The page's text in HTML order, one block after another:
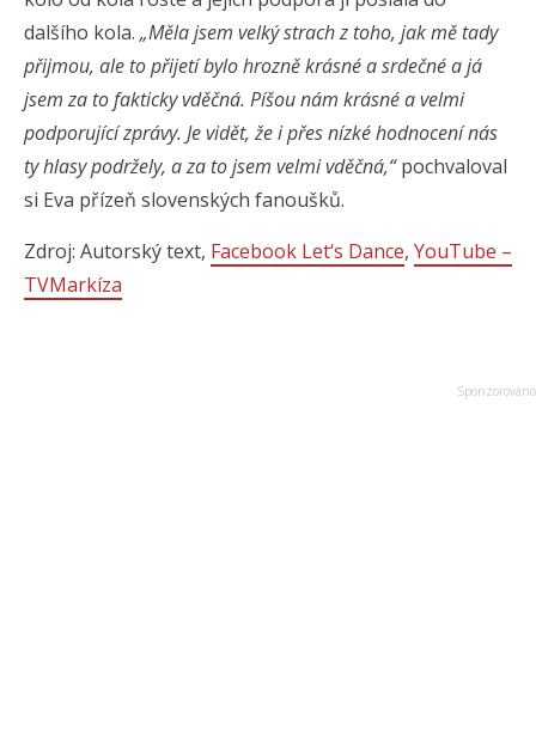
dalšího kola. „Měla jsem velký strach z toho, jak mě tady
přijmou, ale to přijetí bylo hrozně krásné a srdečné a já
jsem za to fakticky vděčná. Píšou nám krásné a velmi
podporující zprávy. Je vidět, že i přes nízké hodnocení nás
ty hlasy podržely, a za to jsem velmi vděčná,“pochvaloval
si Eva přízeň slovenských fanoušků.
Zdroj: Autorský text, Facebook Let‘s Dance, YouTube –
TVMarkíza